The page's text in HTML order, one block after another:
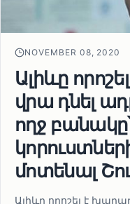
NOVEMBER 08, 2020
Ալիևը
վրա դնել
ողջ
մոտենալ
Ալիևը որոշել է